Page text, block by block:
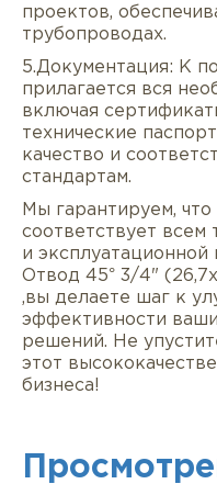
проектов,
трубопроводах.
5.Документация: К
прилагается вся
включая
технические
качество и
стандартам.
Мы гарантируем,
соответствует всем
и
Отвод 45° 3/4"
,вы делаете шаг к
эффективности
решений. Не
этот
бизнеса!